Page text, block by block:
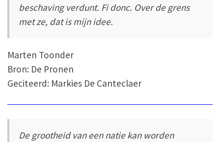
beschaving verdunt. Fi donc. Over de grens
met ze, dat is mijn idee.
Marten Toonder
Bron: De Pronen
Geciteerd: Markies De Canteclaer
De grootheid van een natie kan worden